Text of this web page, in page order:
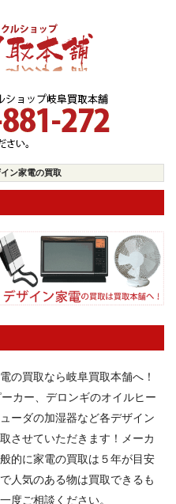
ン家電の買取
の買取なら岐阜買取本舗へ！
カー、デロンギのオイルヒー
ーダの加湿器など各デザイン
させていただきます！メーカ
的に家電の買取は５年が目安
人気のある物は買取できるも
度ご相談ください。